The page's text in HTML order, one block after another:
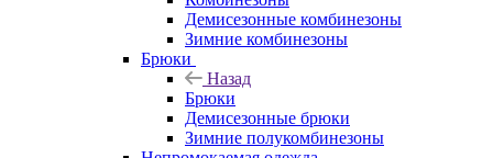
Демисезонные комбинезоны
Зимние комбинезоны
Брюки
Назад
Брюки
Демисезонные брюки
Зимние полукомбинезоны